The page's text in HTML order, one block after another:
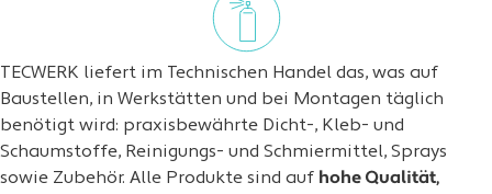
TECWERK liefert im Technischen Handel das, was auf
Baustellen, in Werkstätten und bei Montagen täglich
benötigt wird: praxisbewährte Dicht-, Kleb- und
Schaumstoffe, Reinigungs- und Schmiermittel, Sprays
sowie Zubehör. Alle Produkte sind auf hohe Qualität,